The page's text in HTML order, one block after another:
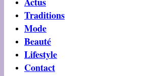
Traditions
Mode
Beauté
Lifestyle
Contact